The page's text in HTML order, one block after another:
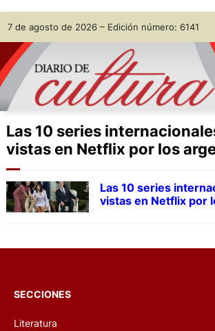
Skip
to
content
7 de agosto de 2026 – Edición número: 6141
Las 10 series
vistas en Netflix por los
Las 10 series
vistas en Netflix por
SECCIONES
Literatura